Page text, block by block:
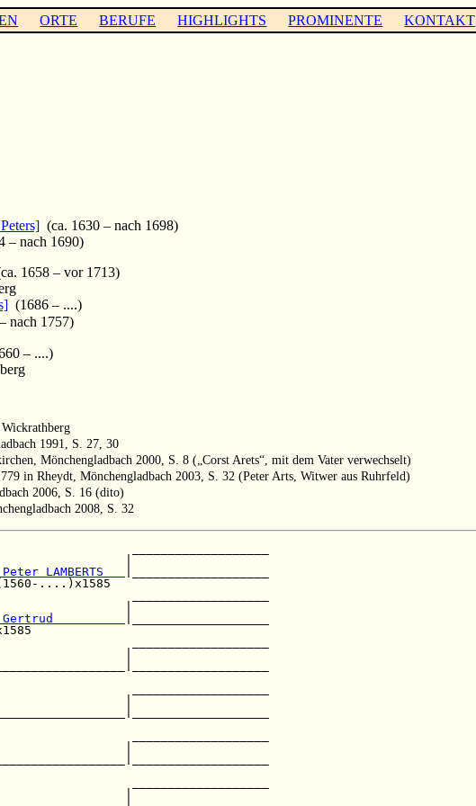
ORTE BERUFE HIGHLIGHTS PROMINENTE KONTAKT
(ca. 1630 – nach 1698)
– nach 1690)
1658 – vor 1713)
(1686 – ....)
nach 1757)
– ....)
1991, S. 27, 30
Mönchengladbach 2000, S. 8 („Corst Arets“, mit dem Vater verwechselt)
in Rheydt, Mönchengladbach 2003, S. 32 (Peter Arts, Witwer aus Ruhrfeld)
2006, S. 16 (dito)
2008, S. 32
___________________
LAMBERTS
| (1560-....)x1585
|                   |
Gertrud
x1585
|
|                   |
|                   |